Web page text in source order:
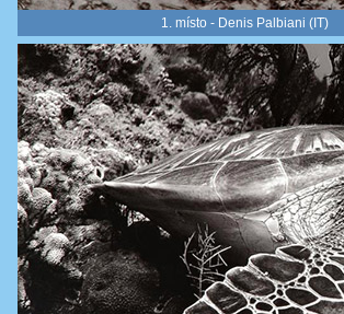
1. místo - Denis Palbiani (IT)